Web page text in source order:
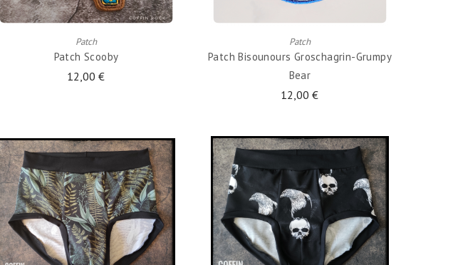
Patch
Patch Scooby
12,00 €
AJOUTER AU PANIER
Patch
Patch Bisounours Groschagrin-Grumpy
Bear
12,00 €